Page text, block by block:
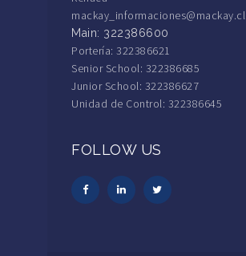
mackay_informaciones@mackay.cl
Main: 322386600
Portería: 322386621
Senior School: 322386685
Junior School: 322386627
Unidad de Control: 322386645
FOLLOW US